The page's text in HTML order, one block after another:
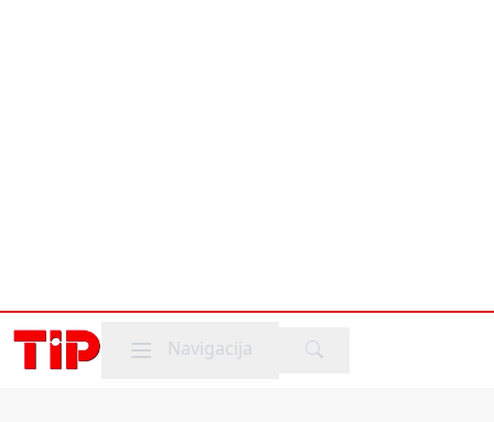
Mobile menu
Navigacija